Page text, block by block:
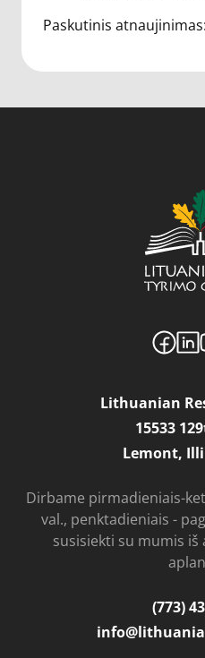
Paskutinis
Lithuanian
15533
Lemont,
Dirbame pirmadieniais-
val., penktadieniais -
susisiekti su mumis
(773)